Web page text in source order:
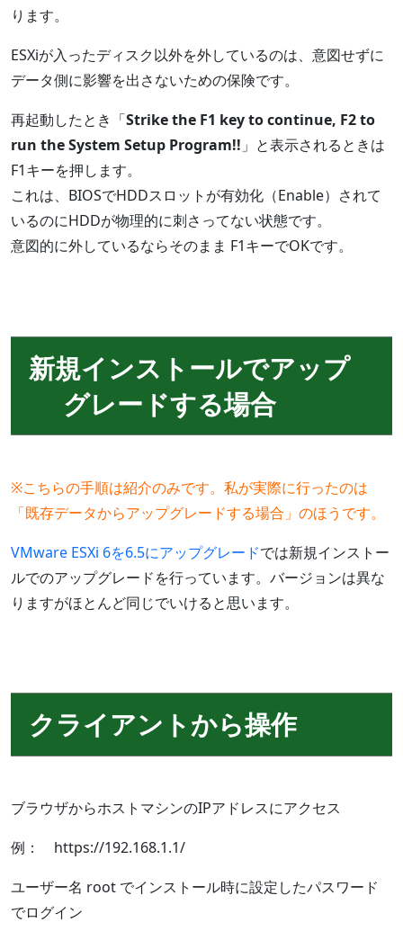
ります。
ESXiが入ったディスク以外を外しているのは、意図せずに
データ側に影響を出さないための保険です。
再起動したとき「Strike the F1 key to continue, F2 to
run the System Setup Program!! 」と表示されるときは
F1キーを押します。
これは、BIOSでHDDスロットが有効化（Enable）されて
いるのにHDDが物理的に刺さってない状態です。
意図的に外しているならそのまま F1キーでOKです。
新規インストールでアップ
グレードする場合
※こちらの手順は紹介のみです。私が実際に行ったのは
「既存データからアップグレードする場合」のほうです。
VMware ESXi 6を6.5にアップグレードでは新規インストー
ルでのアップグレードを行っています。バージョンは異な
りますがほとんど同じでいけると思います。
クライアントから操作
ブラウザからホストマシンのIPアドレスにアクセス
例： https://192.168.1.1/
ユーザー名 root でインストール時に設定したパスワード
でログイン